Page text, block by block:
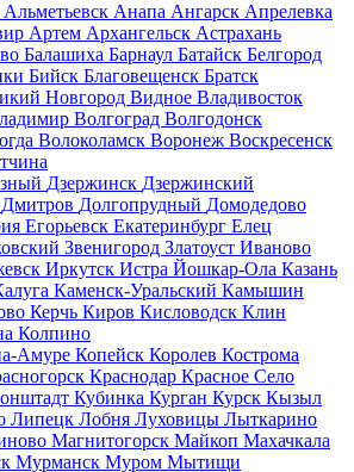
Альметьевск Анапа Ангарск Апрелевка
Артем Архангельск Астрахань
Балашиха Барнаул Батайск Белгород
Бийск Благовещенск Братск
Новгород Видное Владивосток
Волгоград Волгодонск
Волоколамск Воронеж Воскресенск
Дзержинск Дзержинский
Дмитров Долгопрудный Домодедово
Егорьевск Екатеринбург Елец
Звенигород Златоуст Иваново
Иркутск Истра Йошкар-Ола Казань
Каменск-Уральский Камышин
Керчь Киров Кисловодск Клин
Колпино
Амуре Копейск Королев Кострома
Краснодар Красное Село
Кубинка Курган Курск Кызыл
Липецк Лобня Луховицы Лыткарино
Магнитогорск Майкоп Махачкала
Мурманск Муром Мытищи